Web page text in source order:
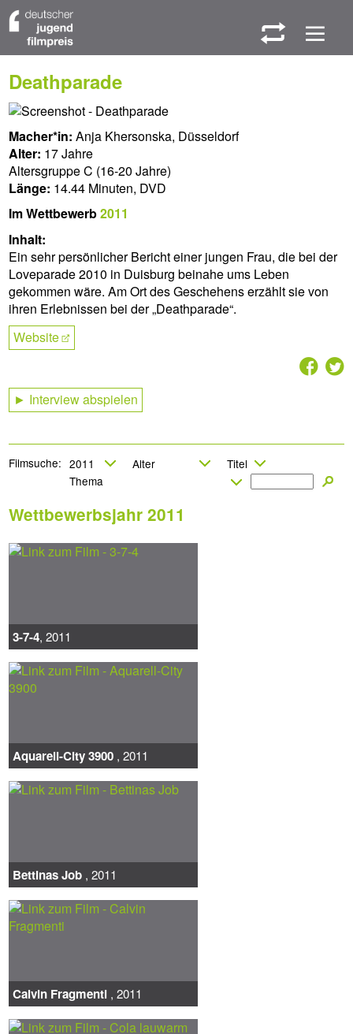
W M
Deathparade
Macher*in: Anja Khersonska, Düsseldorf
Alter: 17 Jahre
Altersgruppe C (16-20 Jahre)
Länge: 14.44 Minuten, DVD
Im Wettbewerb2011
Inhalt:
Ein sehr persönlicher Bericht einer jungen Frau, die bei der
Loveparade 2010 in Duisburg beinahe ums Leben
gekommen wäre. Am Ort des Geschehens erzählt sie von
ihren Erlebnissen bei der „Deathparade“.
Website
2 7
► Interview abspielen
Filmsuche:
Wettbewerbsjahr 2011
3-7-4, 2011
Aquarell-City 3900 , 2011
Bettinas Job , 2011
Calvin Fragmenti , 2011